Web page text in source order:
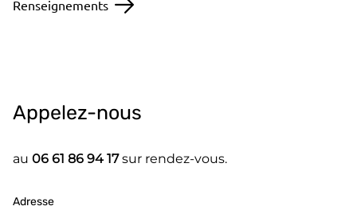
Renseignements
Appelez-nous
au 06 61 86 94 17sur rendez-vous.
Adresse